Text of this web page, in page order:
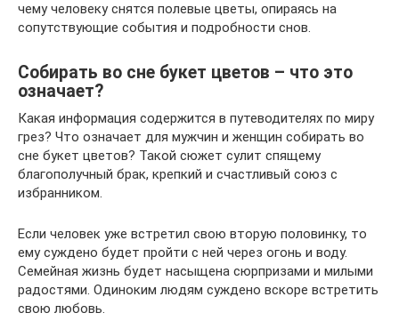
чему человеку снятся полевые цветы, опираясь на
сопутствующие события и подробности снов.
Собирать во сне букет цветов – что это
означает?
Какая информация содержится в путеводителях по миру
грез? Что означает для мужчин и женщин собирать во
сне букет цветов? Такой сюжет сулит спящему
благополучный брак, крепкий и счастливый союз с
избранником.
Если человек уже встретил свою вторую половинку, то
ему суждено будет пройти с ней через огонь и воду.
Семейная жизнь будет насыщена сюрпризами и милыми
радостями. Одиноким людям суждено вскоре встретить
свою любовь.